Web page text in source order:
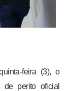
feira (3), o
perito oficial